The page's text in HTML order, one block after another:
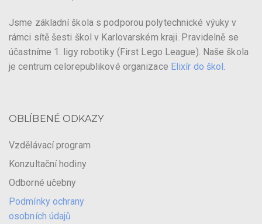
Jsme základní škola s podporou polytechnické výuky v
rámci sítě šesti škol v Karlovarském kraji. Pravidelně se
účastníme 1. ligy robotiky (First Lego League). Naše škola
je centrum celorepublikové organizace Elixír do škol
OBLÍBENÉ ODKAZY
Vzdělávací program
Konzultační hodiny
Odborné učebny
Podmínky ochrany
osobních údajů